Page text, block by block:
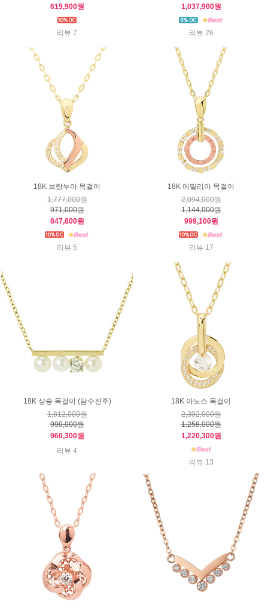
619,900원
리뷰 7
1,037,900원
리뷰 26
18K 브랑누아 목걸이
1,777,000원
971,000원
847,800원
리뷰 5
18K 에밀리아 목걸이
2,094,000원
1,144,000원
999,100원
리뷰 17
18K 샹송 목걸이 (담수진주)
1,812,000원
990,000원
960,300원
리뷰 4
18K 아노스 목걸이
2,302,000원
1,258,000원
1,220,300원
리뷰 13